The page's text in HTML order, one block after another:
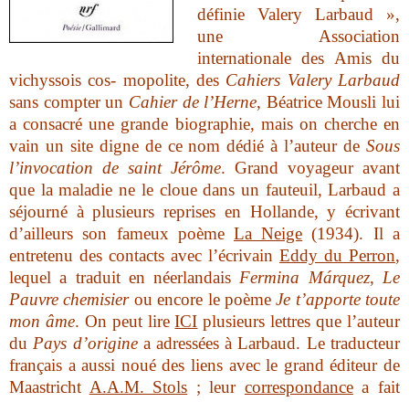
définie Valery Larbaud »,
une Association
internationale des Amis du
vichyssois cos- mopolite, des Cahiers Valery Larbaud
sans compter un Cahier de l’Herne, Béatrice Mousli lui
a consacré une grande biographie, mais on cherche en
vain un site digne de ce nom dédié à l’auteur de Sous
l’invocation de saint Jérôme. Grand voyageur avant
que la maladie ne le cloue dans un fauteuil, Larbaud a
séjourné à plusieurs reprises en Hollande, y écrivant
d’ailleurs son fameux poème La Neige (1934). Il a
entretenu des contacts avec l’écrivain Eddy du Perron,
lequel a traduit en néerlandaisFermina Márquez, Le
Pauvre chemisierou encore le poèmeJe t’apporte toute
mon âme. On peut lireICI plusieurs lettres que l’auteur
duPays d’originea adressées à Larbaud. Le traducteur
français a aussi noué des liens avec le grand éditeur de
Maastricht A.A.M. Stols ; leur correspondancea fait